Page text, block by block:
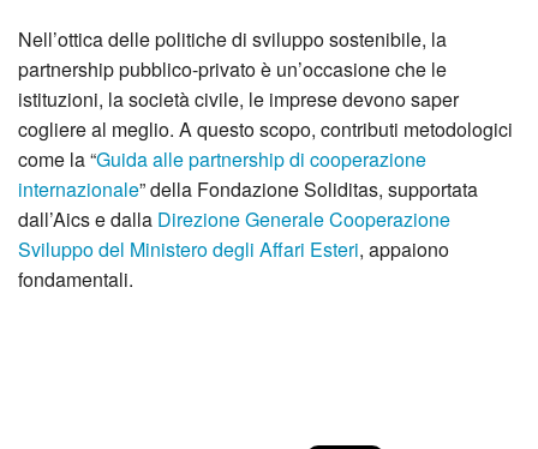
Nell’ottica delle politiche di sviluppo sostenibile, la
partnership pubblico-privato è un’occasione che le
istituzioni, la società civile, le imprese devono saper
cogliere al meglio. A questo scopo, contributi metodologici
come la “Guida alle partnership di cooperazione
internazionale” della Fondazione Soliditas, supportata
dall’Aics e dalla Direzione Generale Cooperazione
Sviluppo del Ministero degli Affari Esteri, appaiono
fondamentali.